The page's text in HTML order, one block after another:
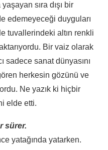
sıra dışı bir
edemeyeceği duyguları
tuvallerindeki altın renkli
Bir vaiz olarak
sadece sanat dünyasını
herkesin gözünü ve
Ne yazık ki hiçbir
elde etti.
sürer.
yatağında yatarken.